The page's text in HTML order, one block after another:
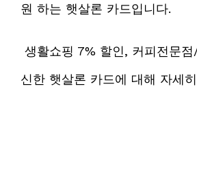
원 하는 햇살론 카드입니다.
생활쇼핑 7% 할인, 커피전문
신한 햇살론 카드에 대해 자세